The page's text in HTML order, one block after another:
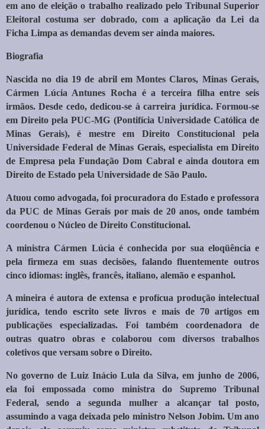
em ano de eleição o trabalho realizado pelo Tribunal Superior
Eleitoral costuma ser dobrado, com a aplicação da Lei da
Ficha Limpa as demandas devem ser ainda maiores.
Biografia
Nascida no dia 19 de abril em Montes Claros, Minas Gerais,
Cármen Lúcia Antunes Rocha é a terceira filha entre seis
irmãos. Desde cedo, dedicou-se à carreira jurídica. Formou-se
em Direito pela PUC-MG (Pontifícia Universidade Católica de
Minas Gerais), é mestre em Direito Constitucional pela
Universidade Federal de Minas Gerais, especialista em Direito
de Empresa pela Fundação Dom Cabral e ainda doutora em
Direito de Estado pela Universidade de São Paulo.
Atuou como advogada, foi procuradora do Estado e professora
da PUC de Minas Gerais por mais de 20 anos, onde também
coordenou o Núcleo de Direito Constitucional.
A ministra Cármen Lúcia é conhecida por sua eloqüência e
pela firmeza em suas decisões, falando fluentemente outros
cinco idiomas: inglês, francês, italiano, alemão e espanhol.
A mineira é autora de extensa e profícua produção intelectual
jurídica, tendo escrito sete livros e mais de 70 artigos em
publicações especializadas. Foi também coordenadora de
outras quatro obras e colaborou com diversos trabalhos
coletivos que versam sobre o Direito.
No governo de Luiz Inácio Lula da Silva, em junho de 2006,
ela foi empossada como ministra do Supremo Tribunal
Federal, sendo a segunda mulher a alcançar tal posto,
assumindo a vaga deixada pelo ministro Nelson Jobim. Um ano